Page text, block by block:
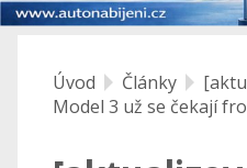
Úvod Články
Model 3 už se čekají